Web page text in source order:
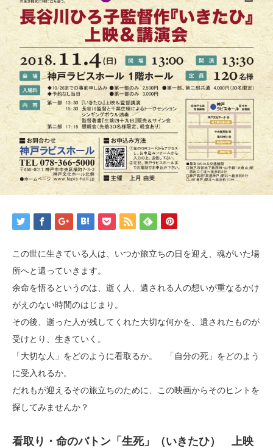
この世に生きている人は、いつか旅立ちの日を迎え、魂がいた場
所へと還っていきます。
余命を悟るというのは、逝く人、遺される人の想いが重なるかけ
がえのない時間のはじまり。
その後、逝った人が残してくれた大切な何かを、遺されたものが
受けとり、生きていく。
「大切な人」をどのように看取るか。 「自分の死」をどのよう
に受入れるか。
だれもが迎えるその旅立ちのために、この映画からそのヒントを
探してみませんか？
看取り・命のバトン「生死」（いきたひ） 上映